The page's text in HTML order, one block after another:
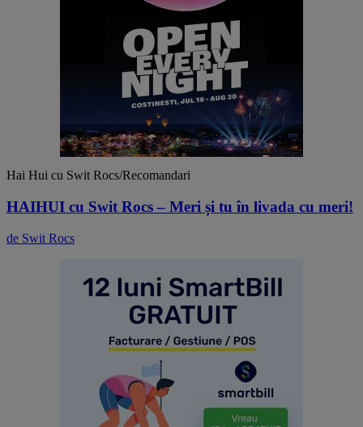
Hai Hui cu Swit Rocs/Recomandari
HAIHUI cu Swit Rocs – Meri și tu în livada cu meri!
de Swit Rocs